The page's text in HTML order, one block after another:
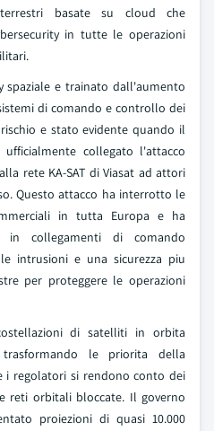
basate su cloud che
in tutte le operazioni
spaziale e trainato dall'aumento
di comando e controllo dei
e stato evidente quando il
collegato l'attacco
rete KA-SAT di Viasat ad attori
Questo attacco ha interrotto le
in tutta Europa e ha
in collegamenti di comando
intrusioni e una sicurezza piu
per proteggere le operazioni
di satelliti in orbita
le priorita della
i regolatori si rendono conto dei
reti orbitali bloccate. Il governo
proiezioni di quasi 10.000